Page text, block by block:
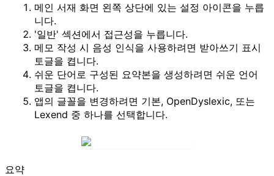
메인 서재 화면 왼쪽 상단에 있는 설정 아이콘을 누릅
니다.
'일반' 섹션에서 접근성을 누릅니다.
메모 작성 시 음성 인식을 사용하려면 받아쓰기 표시
토글을 켭니다.
쉬운 단어로 구성된 요약본을 생성하려면 쉬운 언어
토글을 켭니다.
앱의 글꼴을 변경하려면 기본, OpenDyslexic, 또는
Lexend 중 하나를 선택합니다.
요약